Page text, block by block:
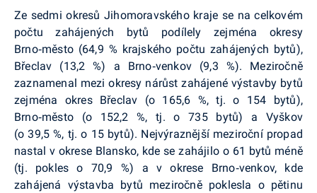
Ze sedmi okresů Jihomoravského kraje se na celkovém
počtu zahájených bytů podílely zejména okresy
Brno‑město (64,9 % krajského počtu zahájených bytů),
Břeclav (13,2 %) a Brno‑venkov (9,3 %). Meziročně
zaznamenal mezi okresy nárůst zahájené výstavby bytů
zejména okres Břeclav (o 165,6 %, tj. o 154 bytů),
Brno‑město (o 152,2 %, tj. o 735 bytů) a Vyškov
(o 39,5 %, tj. o 15 bytů). Nejvýraznější meziroční propad
nastal v okrese Blansko, kde se zahájilo o 61 bytů méně
(tj. pokles o 70,9 %) a v okrese Brno‑venkov, kde
zahájená výstavba bytů meziročně poklesla o pětinu